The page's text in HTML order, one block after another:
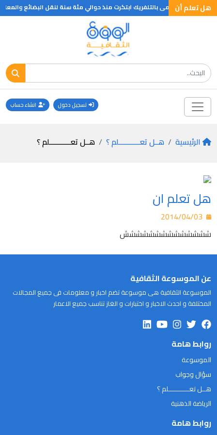
هل تعلم أن
او ما يسمى بالتلفريك ابتكرت منذ حوالي مئة سنة لنقل البضائع
تسجيل دخول انشاء حساب
الرئيسية هــل تعـــــــــــلم ؟ هــل تعـــــــــــلم ؟
هل تعلم ان
شششششششششششششش
عن الموسوعة الثقافية
الموسوعة الثقافية هى موسوعة تضم اخبار و معلومات فى جميع المجالات
المختلفة و احدث الاخبار و اختبارات و الغاز تناسب جميع الاعمار
روابط هامة
الموسوعة
سؤال وجواب
هــل تعـــــــــــلم ؟
الرياضة الذهنية
روابط هامة